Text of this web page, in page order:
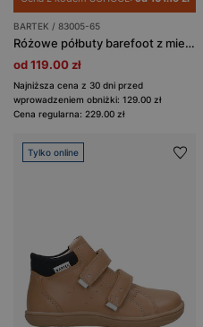
BARTEK / 83005-65
Różowe półbuty barefoot z mieniącym się wzorem BARTEK 83005-65
od 119.00 zł
Najniższa cena z 30 dni przed
wprowadzeniem obniżki: 129.00 zł
Cena regularna: 229.00 zł
Tylko online